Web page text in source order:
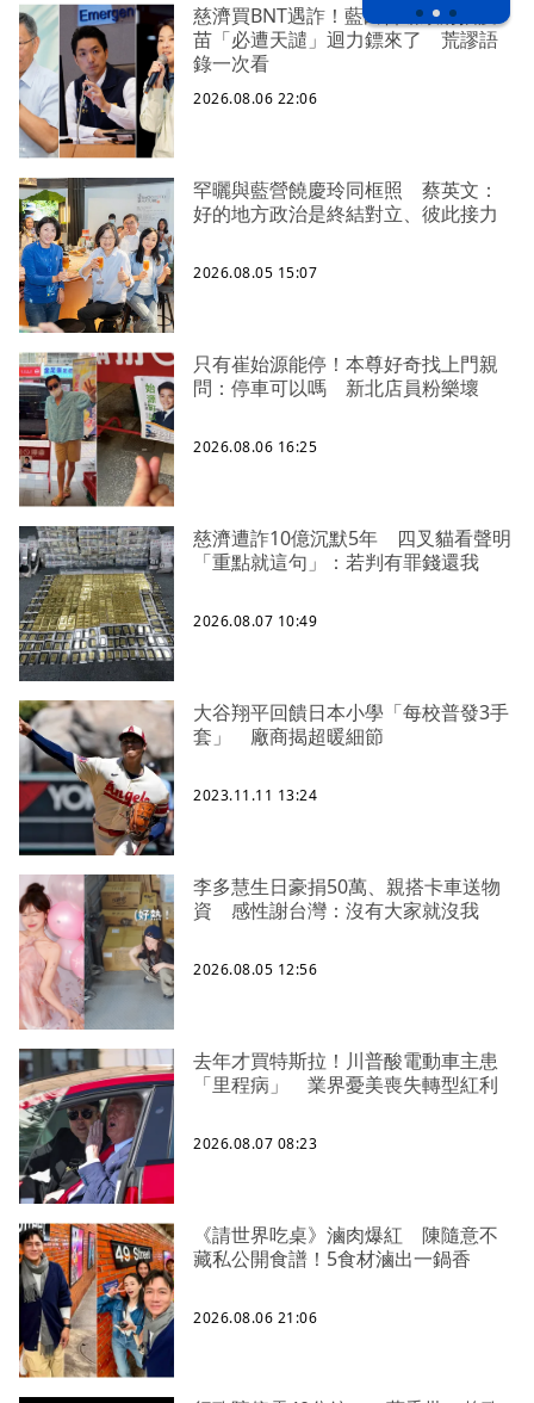
慈濟買BNT遇詐！藍白昔嗆政府擋疫
苗「必遭天譴」迴力鏢來了 荒謬語
錄一次看
2026.08.06 22:06
罕曬與藍營饒慶玲同框照 蔡英文：
好的地方政治是終結對立、彼此接力
2026.08.05 15:07
只有崔始源能停！本尊好奇找上門親
問：停車可以嗎 新北店員粉樂壞
2026.08.06 16:25
慈濟遭詐10億沉默5年 四叉貓看聲明
「重點就這句」：若判有罪錢還我
2026.08.07 10:49
大谷翔平回饋日本小學「每校普發3手
套」 廠商揭超暖細節
2023.11.11 13:24
李多慧生日豪捐50萬、親搭卡車送物
資 感性謝台灣：沒有大家就沒我
2026.08.05 12:56
去年才買特斯拉！川普酸電動車主患
「里程病」 業界憂美喪失轉型紅利
2026.08.07 08:23
《請世界吃桌》滷肉爆紅 陳隨意不
藏私公開食譜！5食材滷出一鍋香
2026.08.06 21:06